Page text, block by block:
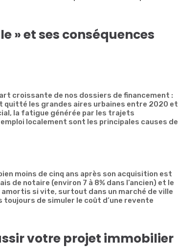
» et ses conséquences
croissante de nos dossiers de financement :
quitté les grandes aires urbaines entre 2020 et
la fatigue générée par les trajets
localement sont les principales causes de
moins de cinq ans après son acquisition est
de notaire (environ 7 à 8% dans l’ancien) et le
si vite, surtout dans un marché de ville
toujours de simuler le coût d’une revente
votre projet immobilier